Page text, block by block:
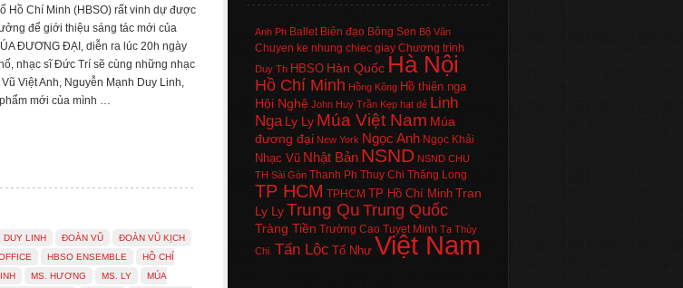
Hồ Chí Minh (HBSO) rất vinh dự được
để giới thiệu sáng tác mới của
ĐƯƠNG ĐẠI, diễn ra lúc 20h ngày
nhạc sĩ Đức Trí sẽ cùng những nhạc
Việt Anh, Nguyễn Mạnh Duy Linh,
mới của mình …
DUY LINH ĐOÀN VŨ
ĐOÀN VŨ KỊCH
HBSO ENSEMBLE
HỒ CHÍ
MS. HƯƠNG MS. LY
MÚA
Anh Ph Ballet Biên đạo Bông Sen Bộ Văn
Chuyen ke nhung chiec giay Chương trình
Duy Th HBSO Hàn Quốc Hà Nội
Hồ Chí Minh Hồng Kông Hồ thiên nga
Hội Nghệ John Huy Trần Kẹp hạt dẻ Linh
Nga Ly Ly Múa Việt Nam Múa
đương đại New York Ngọc Anh Ngọc Khải
Nhạc Vũ Nhật Bản NSND NSND CHU
TH Sài Gòn Thanh Ph Thuy Chi Thăng Long
TP HCM TPHCM TP Hồ Chí Minh Tran
Ly LyTrung Qu Trung Quốc
Tràng Tiền Trường Cao Tuyet Minh Tạ Thùy
Chi. Tấn Lộc Tố Như Việt Nam